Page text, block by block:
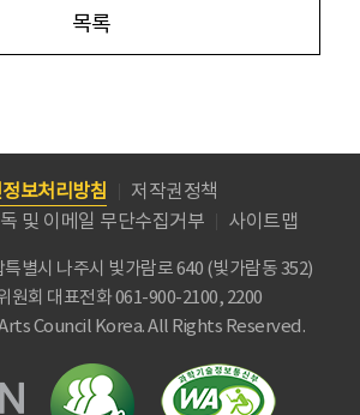
목록
보처리방침
저작권정책
및 이메일 무단수집거부
사이트맵
별시 나주시 빛가람로 640 (빛가람동 352)
원회 대표전화 061-900-2100, 2200
Council Korea. All Rights Reserved.